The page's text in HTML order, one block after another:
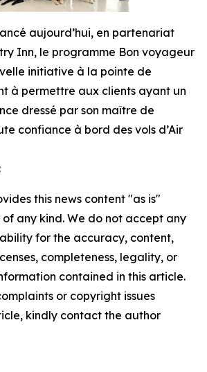
aujourd’hui, en partenariat
Inn, le programme Bon voyageur
initiative à la pointe de
à permettre aux clients ayant un
dressé par son maître de
confiance à bord des vols d’Air
this news content "as is"
any kind. We do not accept any
for the accuracy, content,
completeness, legality, or
contained in this article.
or copyright issues
kindly contact the author